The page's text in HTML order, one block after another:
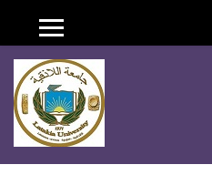
Skip to main content
Side panel